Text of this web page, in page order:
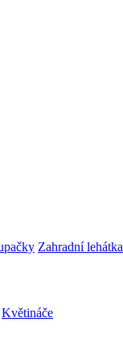
Zahradní lehátka
Květináče